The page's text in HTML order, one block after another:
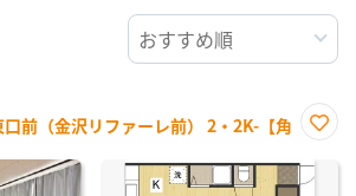
前（金沢リファーレ前） 2・2K-【角
に入
り登